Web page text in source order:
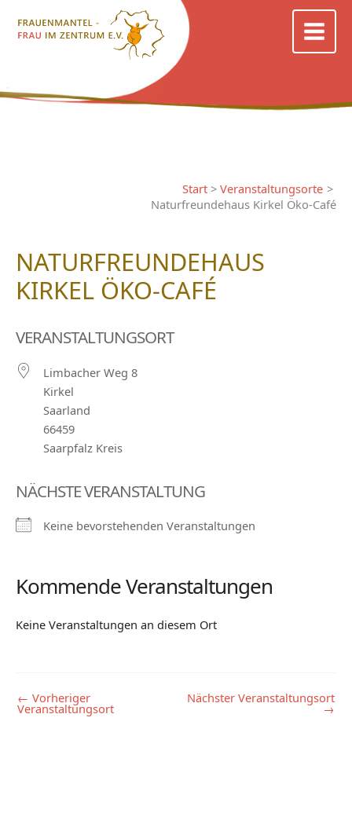
Inhalt
Start
Veranstaltungsorte
Naturfreundehaus Kirkel Öko-Café
NATURFREUNDEHAUS
KIRKEL ÖKO-CAFÉ
VERANSTALTUNGSORT
Limbacher Weg 8
Kirkel
Saarland
66459
Saarpfalz Kreis
NÄCHSTE VERANSTALTUNG
Keine bevorstehenden Veranstaltungen
Kommende Veranstaltungen
Keine Veranstaltungen an diesem Ort
← Vorheriger
Veranstaltungsort
Nächster Veranstaltungsort
→